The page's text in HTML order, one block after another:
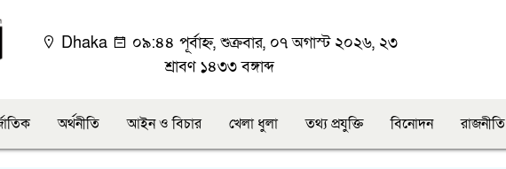
Dhaka
০৯:৪৪ পূর্বাহ্ন, শুক্রবার, ০৭ অগাস্ট ২০২৬, ২৩
শ্রাবণ ১৪৩৩ বঙ্গাব্দ
অর্থনীতি আইন ও বিচার খেলা ধুলা তথ্য প্রযুক্তি বিনোদন রাজনীতি